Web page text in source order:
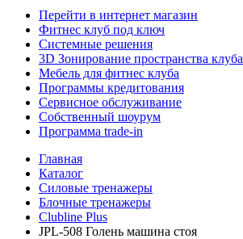
Перейти в интернет магазин
Фитнес клуб под ключ
Системные решения
3D Зонирование пространства клуба
Мебель для фитнес клуба
Программы кредитования
Сервисное обслуживание
Собственный шоурум
Программа trade-in
Главная
Каталог
Силовые тренажеры
Блочные тренажеры
Clubline Plus
JPL-508 Голень машина стоя